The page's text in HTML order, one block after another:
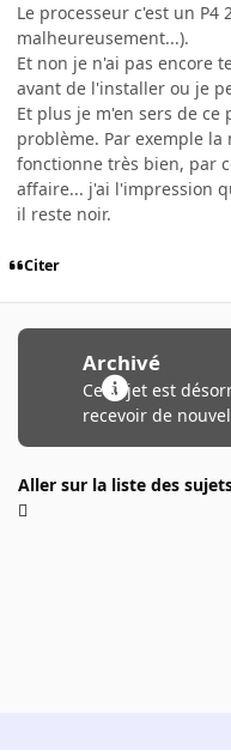
Le processeur c'est un
malheureusement...).
Et non je n'ai pas encore
avant de l'installer ou je
Et plus je m'en sers de
problème. Par exemple
fonctionne très bien, par
affaire... j'ai l'impression
il reste noir.
Citer
Archivé
Ce sujet est
recevoir de
Aller sur la liste des